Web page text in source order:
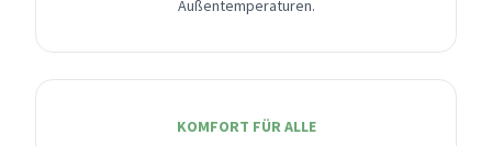
Außentemperaturen.
KOMFORT FÜR ALLE